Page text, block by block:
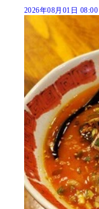
2026年08月01日 08:00